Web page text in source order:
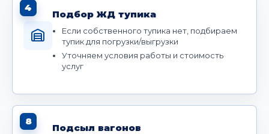
4
Подбор ЖД тупика
Если собственного тупика нет, подбираем
тупик для погрузки/выгрузки
Уточняем условия работы и стоимость
услуг
8
Подсыл вагонов